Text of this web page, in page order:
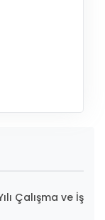
Çalışma ve İş